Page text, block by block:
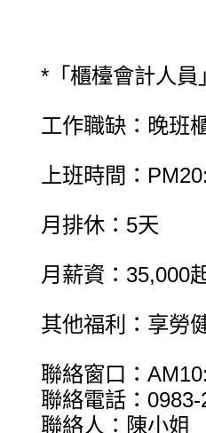
*「櫃檯會計人員
工作職缺：晚班
上班時間：
月排休：5天
月薪資：35,000
其他福利：享勞
聯絡窗口：
聯絡電話：0983-
聯絡人：陳小姐